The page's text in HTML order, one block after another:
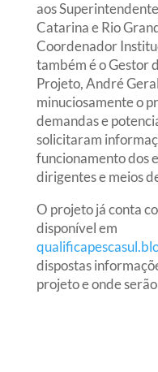
aos
Catarina e Rio
Coordenador
também é o Gestor
Projeto, André
minuciosamente o
demandas e
solicitaram
funcionamento dos
dirigentes e meios
O projeto já conta
disponível em
dispostas
projeto e onde